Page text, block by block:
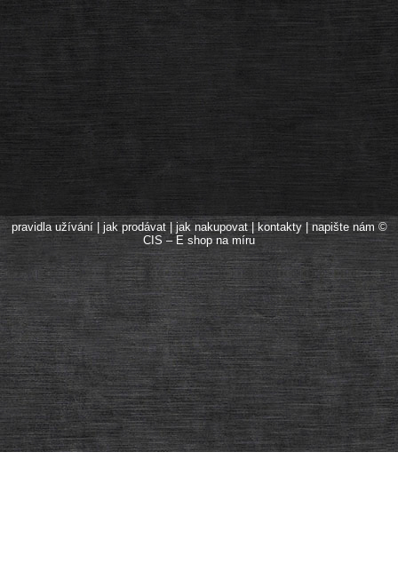
pravidla užívání| jak prodávat|jak nakupovat|kontakty|napište nám ©
CIS – E shop na míru